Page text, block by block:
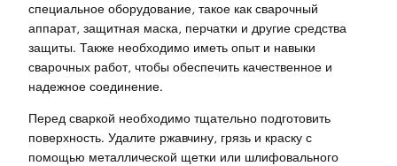
специальное оборудование, такое как сварочный
аппарат, защитная маска, перчатки и другие средства
защиты. Также необходимо иметь опыт и навыки
сварочных работ, чтобы обеспечить качественное и
надежное соединение.
Перед сваркой необходимо тщательно подготовить
поверхность. Удалите ржавчину, грязь и краску с
помощью металлической щетки или шлифовального